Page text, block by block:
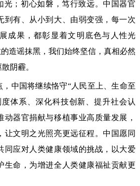
光；初心如磐，笃行致远。中国器官
到有、从小到大、由弱变强，每一次
成果，都彰显着文明底色与人性光
造谣抹黑，我们始终坚信，真相必然
阴霾。
，中国将继续恪守“人民至上、生命至
度体系、深化科技创新、提升社会认
动器官捐献与移植事业高质量发展，
让文明之光照亮更远征程。中国愿同
同应对人类健康领域的挑战，以大爱
生命，为增进全人类健康福祉贡献更